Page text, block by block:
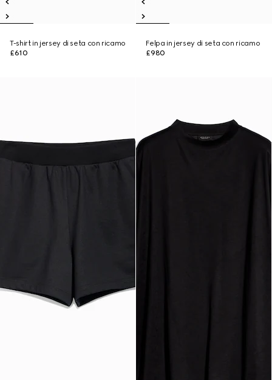
T-shirt in jersey di seta con ricamo
£610
Felpa in jersey di seta con ricamo
£980